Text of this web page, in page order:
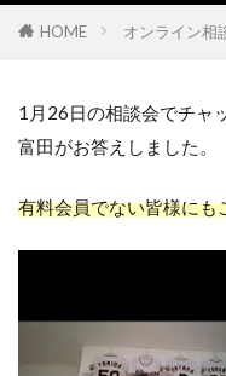
HOME オンライン相
1月26日の相談会でチャ
富田がお答えしました。
有料会員でない皆様にも